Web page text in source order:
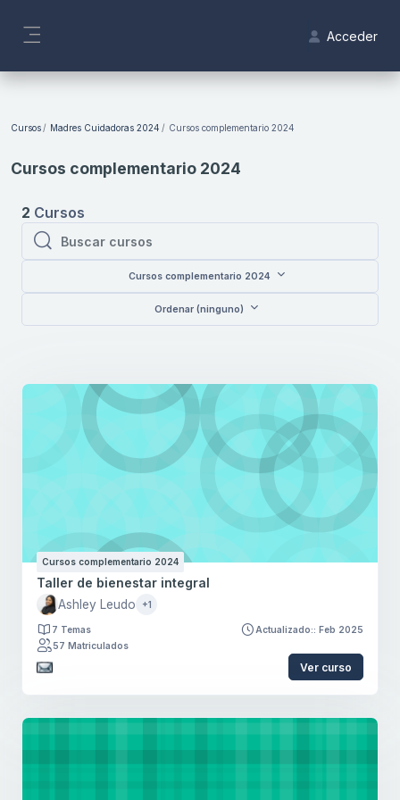
Acceder
Bloques
Cursos Madres Cuidadoras 2024 Cursos complementario 2024
Cursos complementario 2024
2 Cursos
Buscar cursos
Buscar cursos
Cursos complementario 2024
Ordenar (ninguno)
Cursos complementario 2024
Taller de bienestar integral
Ashley Leudo +1
7 Temas
Actualizado:: Feb 2025
57 Matriculados
Ver curso